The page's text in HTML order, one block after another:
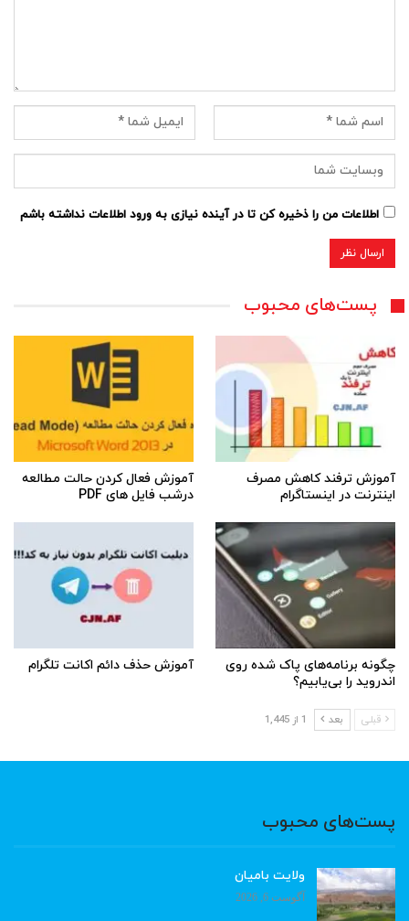
اطلاعات من را ذخیره کن تا در آینده نیازی به ورود اطلاعات نداشته باشم
پست‌های محبوب
آموزش ترفند کاهش مصرف
اینترنت در اینستاگرام
آموزش فعال کردن حالت مطالعه
درشب فایل های PDF
چگونه برنامه‌های پاک شده روی
اندروید را بی‌یابیم؟
آموزش حذف دائم اکانت تلگرام
قبلی بعد 1 از 1,445
پست‌های محبوب
ولایت بامیان
آگوست 6, 2026